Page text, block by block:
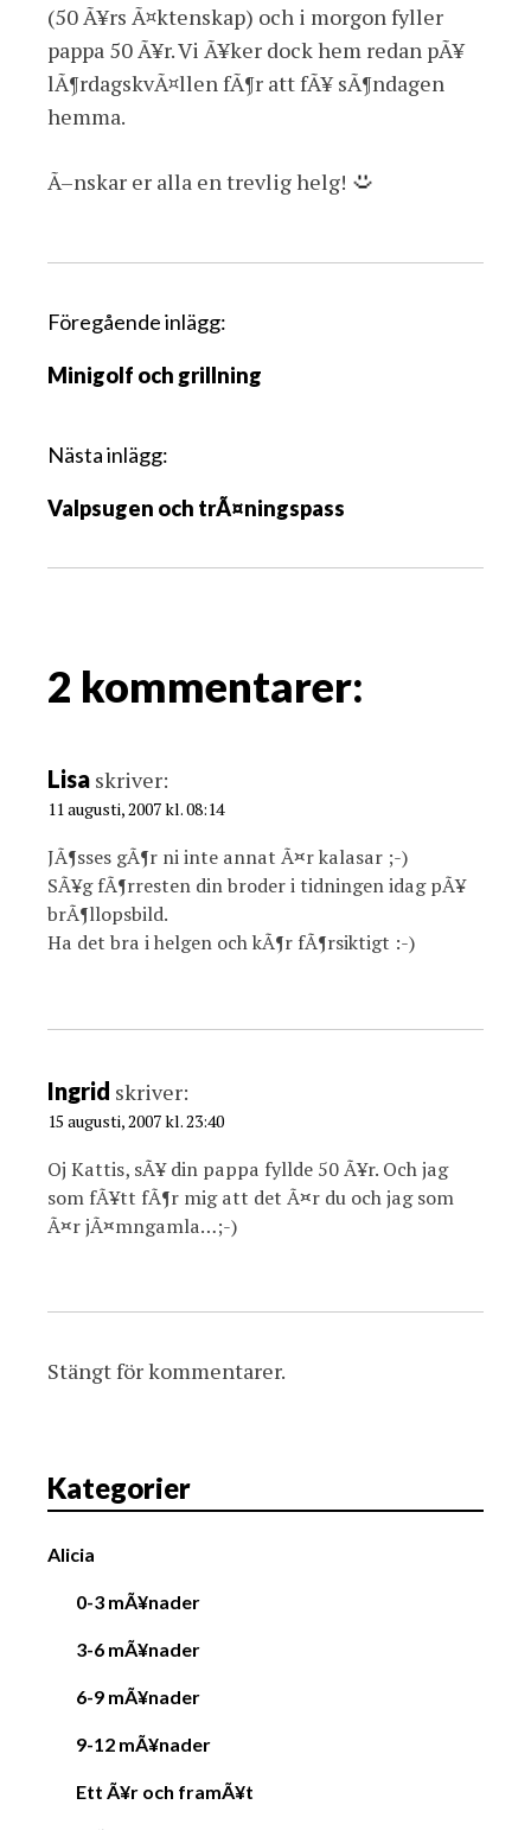
(50 Ã¥rs Ã¤ktenskap) och i morgon fyller
pappa 50 Ã¥r. Vi Ã¥ker dock hem redan pÃ¥
lÃ¶rdagskvÃ¤llen fÃ¶r att fÃ¥ sÃ¶ndagen
hemma.
Ã–nskar er alla en trevlig helg!
I
l
g
s
a
g
a
i
o
Föregående inlägg:
Minigolf och grillning
Nästa inlägg:
Valpsugen och trÃ¤ningspass
2 kommentarer:
Lisa skriver:
11 augusti, 2007 kl. 08:14
JÃ¶sses gÃ¶r ni inte annat Ã¤r kalasar ;-)
SÃ¥g fÃ¶rresten din broder i tidningen idag pÃ¥
brÃ¶llopsbild.
Ha det bra i helgen och kÃ¶r fÃ¶rsiktigt :-)
Ingrid skriver:
15 augusti, 2007 kl. 23:40
Oj Kattis, sÃ¥ din pappa fyllde 50 Ã¥r. Och jag
som fÃ¥tt fÃ¶r mig att det Ã¤r du och jag som
Ã¤r jÃ¤mngamla…;-)
Stängt för kommentarer.
Kategorier
Alicia
0-3 mÃ¥nader
3-6 mÃ¥nader
6-9 mÃ¥nader
9-12 mÃ¥nader
Ett Ã¥r och framÃ¥t